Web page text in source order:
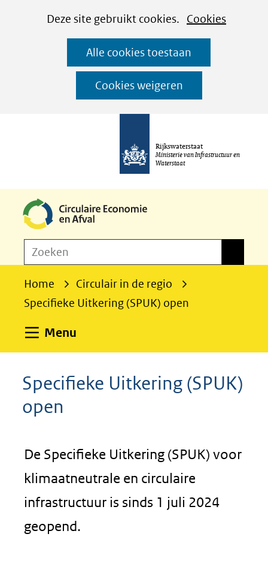
CookiesDeze site gebruikt cookies. Cookies
worden
toegestaan
geweigerd.
Alle cookies toestaan
Cookies weigeren
Ga
naar
de
inhoud
Rijkswaterstaat
Ministerie van Infrastructuur en
Waterstaat
o
Zoeken
Home
Circulair in de regio
Specifieke Uitkering (SPUK) open
Menu
Specifieke Uitkering (SPUK)
open
De Specifieke Uitkering (SPUK) voor
klimaatneutrale en circulaire
infrastructuur is sinds 1 juli 2024
geopend.